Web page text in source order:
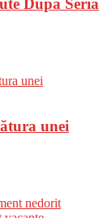
După Seria
unei